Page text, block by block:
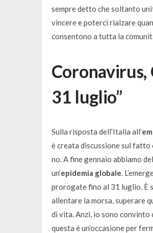
sempre detto che soltanto
vincere e poterci rialzare
consentono a tutta la
Coronavirus,
31 luglio”
Sulla risposta dell’Italia all’
è creata discussione sul fatto
no. A fine gennaio abbiamo
un’epidemia globale.
prorogate fino al 31 luglio. È
allentare la morsa, superare
di vita. Anzi, io sono
questa è un’occasione per